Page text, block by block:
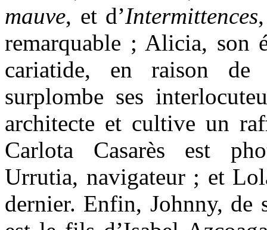
mauve, et d’Intermittences
remarquable ; Alicia, son
cariatide, en raison
surplombe ses
architecte et cultive un
Carlota Casarès est
Urrutia, navigateur ; et
dernier. Enfin, Johnny, de